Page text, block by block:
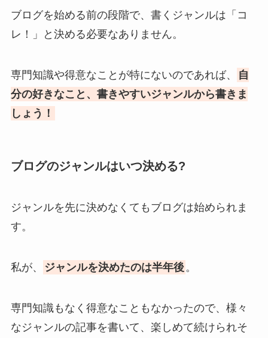
ブログを始める前の段階で、書くジャンルは「コ
レ！」と決める必要なありません。
専門知識や得意なことが特にないのであれば、
自
分の好きなこと、書きやすいジャンルから書きま
しょう！
ブログのジャンルはいつ決める?
ジャンルを先に決めなくてもブログは始められま
す。
私が、 ジャンルを決めたのは半年後。
専門知識もなく得意なこともなかったので、様々
なジャンルの記事を書いて、楽しめて続けられそ